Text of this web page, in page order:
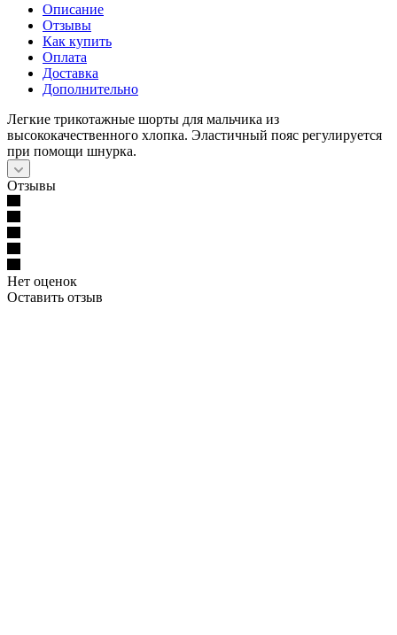
Описание
Отзывы
Как купить
Оплата
Доставка
Дополнительно
Легкие трикотажные шорты для мальчика из
высококачественного хлопка. Эластичный пояс регулируется
при помощи шнурка.
Отзывы
Нет оценок
Оставить отзыв